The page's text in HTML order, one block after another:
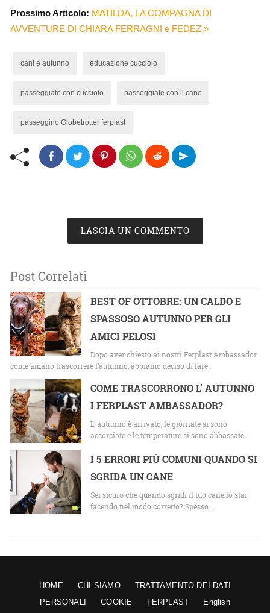
Prossimo Articolo: MATILDA, LA COMPAGNA DI
AVVENTURE DI CHIARA FERRAGNI e FEDEZ »
cani e autunno educazione cucciolo
passeggiate con cucciolo passeggiate con il cane
passeggino Globetrotter ferplast
LASCIA UN COMMENTO
Post Correlati
BEST OF OTTOBRE: UN CALDO E
SPASSOSO AUTUNNO PER GLI
AMICI PELOSI
Dopo aver chiesto ai nostri Ferplast Ambassador
come amano trascorrere l’autunno, abbiamo deciso di fare…
COME TRASCORRONO L’ AUTUNNO
I FERPLAST AMBASSADOR?
L’ autunno è arrivato, le giornate si sono
accorciate e le temperature si sono abbassate.…
I 5 ERRORI PIÙ COMUNI QUANDO SI
SGRIDA UN CANE
Sei sicuro che quando sgridi il tuo cane lo stai
facendo nel modo corretto? Spesso…
HOME CHI SIAMO
TRATTAMENTO DEI DATI
PERSONALI
COOKIE FERPLAST English